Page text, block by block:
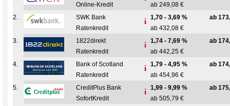
Online-Kredit
ab 249,08 €
2.
SWK Bank
Ratenkredit
1,70 - 3,69 %
ab 432,08 €
ab
3.
1822direkt
Ratenkredit
1,74 - 7,69 %
ab 442,25 €
ab
4.
Bank of Scotland
Ratenkredit
1,79 - 4,95 %
ab 454,96 €
ab
5.
CreditPlus Bank
SofortKredit
1,99 - 9,99 %
ab 505,79 €
ab